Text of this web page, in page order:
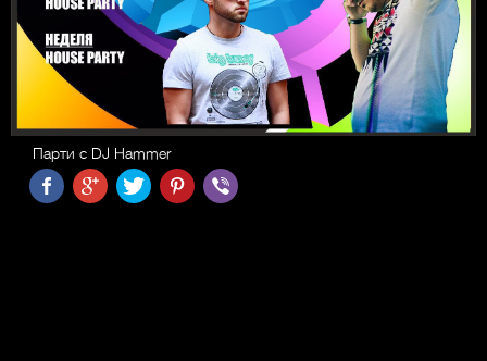
Парти с DJ Hammer